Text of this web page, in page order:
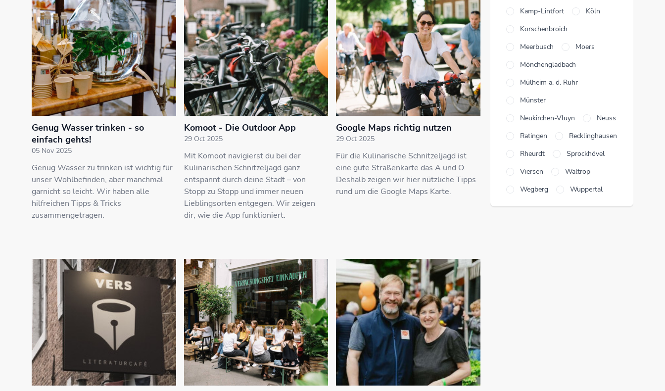
Genug Wasser trinken - so
einfach gehts!
05 Nov 2025
Genug Wasser zu trinken ist wichtig für
unser Wohlbefinden, aber manchmal
garnicht so leicht. Wir haben alle
hilfreichen Tipps & Tricks
zusammengetragen.
Komoot - Die Outdoor App
29 Oct 2025
Mit Komoot navigierst du bei der
Kulinarischen Schnitzeljagd ganz
entspannt durch deine Stadt – von
Stopp zu Stopp und immer neuen
Lieblingsorten entgegen. Wir zeigen
dir, wie die App funktioniert.
Google Maps richtig nutzen
29 Oct 2025
Für die Kulinarische Schnitzeljagd ist
eine gute Straßenkarte das A und O.
Deshalb zeigen wir hier nützliche Tipps
rund um die Google Maps Karte.
Kamp-Lintfort
Köln
Korschenbroich
Meerbusch
Moers
Mönchengladbach
Mülheim a. d. Ruhr
Münster
Neukirchen-Vluyn
Neuss
Ratingen
Recklinghausen
Rheurdt
Sprockhövel
Viersen
Waltrop
Wegberg
Wuppertal